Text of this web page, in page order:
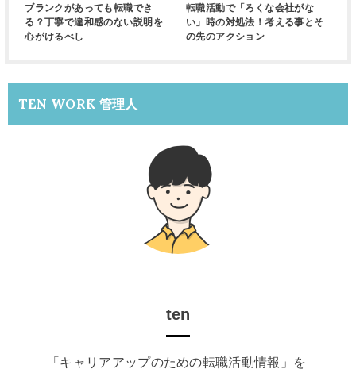
ブランクがあっても転職でき
る？丁寧で違和感のない説明を
心がけるべし
転職活動で「ろくな会社がな
い」時の対処法！考える事とそ
の先のアクション
TEN WORK 管理人
ten
「キャリアアップのための転職活動情報」を